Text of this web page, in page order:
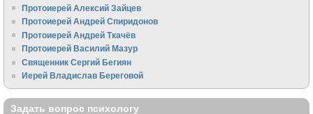
Протоиерей Алексий Зайцев
Протоиерей Андрей Спиридонов
Протоиерей Андрей Ткачёв
Протоиерей Василий Мазур
Священник Сергий Бегиян
Иерей Владислав Береговой
Задать вопрос психологу